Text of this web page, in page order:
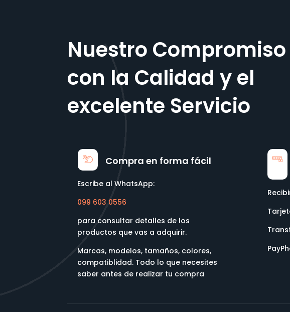
Nuestro Compromiso
con la Calidad y el
excelente Servicio
Compra en forma fácil
Escribe al WhatsApp:
099 603 0556
para consultar detalles de los
productos que vas a adquirir.
Marcas, modelos, tamaños, colores,
compatiblidad. Todo lo que necesites
saber antes de realizar tu compra